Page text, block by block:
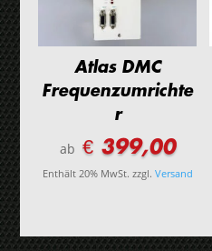
Atlas DMC
Frequenzumrichte
r
ab € 399,00
Enthält 20% MwSt. zzgl. Versand